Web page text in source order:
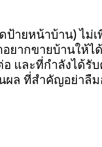
ายหน้าบ้าน) ไม่
ยากขายบ้านให้
และที่กำลังได้รั
ล ที่สำคัญอย่าลื